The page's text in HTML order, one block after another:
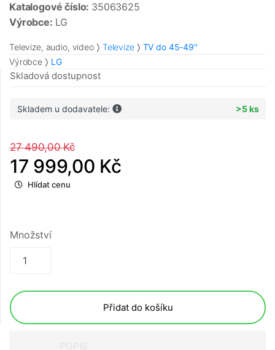
Katalogové číslo: 35063625
Výrobce: LG
Televize, audio, video Televize
TV do 45-49''
Výrobce
LG
Skladová dostupnost
Skladem u dodavatele: >5 ks
27 490,00 Kč
17 999,00 Kč
Hlídat cenu
Množství
Přidat do košíku